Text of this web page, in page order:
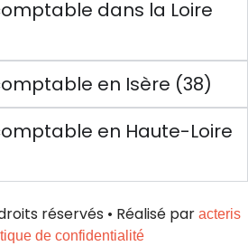
dans la Loire
en Isère (38)
en Haute-Loire
réservés • Réalisé par acteris
de confidentialité